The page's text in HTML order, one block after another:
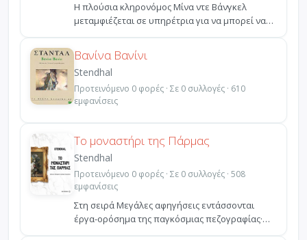
Η πλούσια κληρονόμος Μίνα ντε Βάνγκελ
μεταμφιέζεται σε υπηρέτρια για να μπορεί να
βλέπει κάθε μέρα τ...
Βανίνα Βανίνι
Stendhal
Προτεινόμενο 0 φορές · Σε 0 συλλογές · 610
εμφανίσεις
Το μοναστήρι της Πάρμας
Stendhal
Προτεινόμενο 0 φορές · Σε 0 συλλογές · 508
εμφανίσεις
Στη σειρά Μεγάλες αφηγήσεις εντάσσονται
έργα-ορόσηµα της παγκόσµιας πεζογραφίας·
έργα συγγραφέων που...